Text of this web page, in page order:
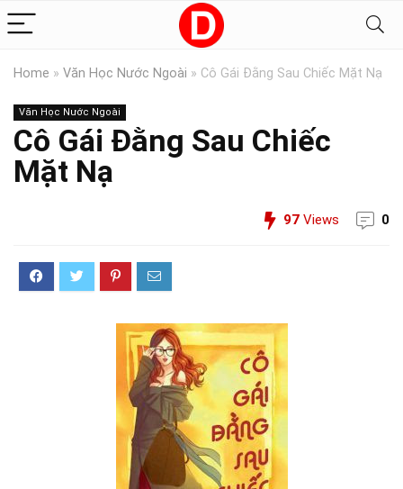
Home » Văn Học Nước Ngoài » Cô Gái Đằng Sau Chiếc Mặt Nạ
Văn Học Nước Ngoài
Cô Gái Đằng Sau Chiếc
Mặt Nạ
97 Views 0